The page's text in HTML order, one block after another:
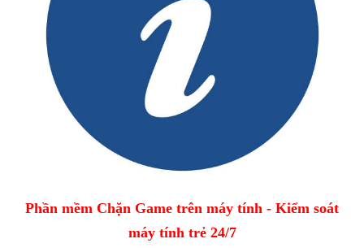
Phần mềm Chặn Game trên máy tính - Kiểm soát
máy tính trẻ 24/7